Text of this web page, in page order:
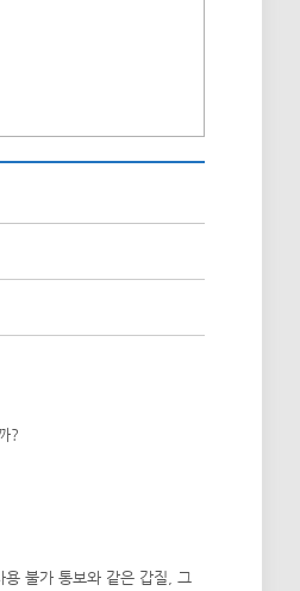
?
용 불가 통보와 같은 갑질, 그